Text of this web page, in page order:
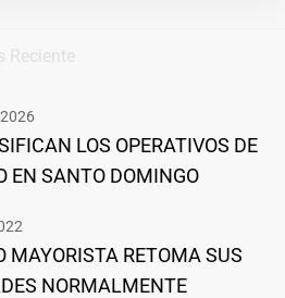
Reciente
LOS OPERATIVOS DE
EN SANTO DOMINGO
MAYORISTA RETOMA SUS
NORMALMENTE